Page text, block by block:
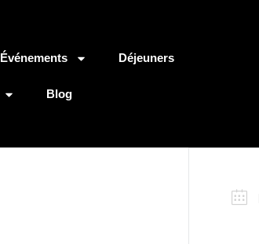
Événements Déjeuners
Blog